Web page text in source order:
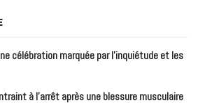
célébration marquée par l’inquiétude et les
à l’arrêt après une blessure musculaire